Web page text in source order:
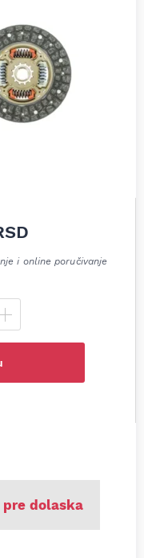
i online poručivanje
Yaris Verso 1.4
pre dolaska